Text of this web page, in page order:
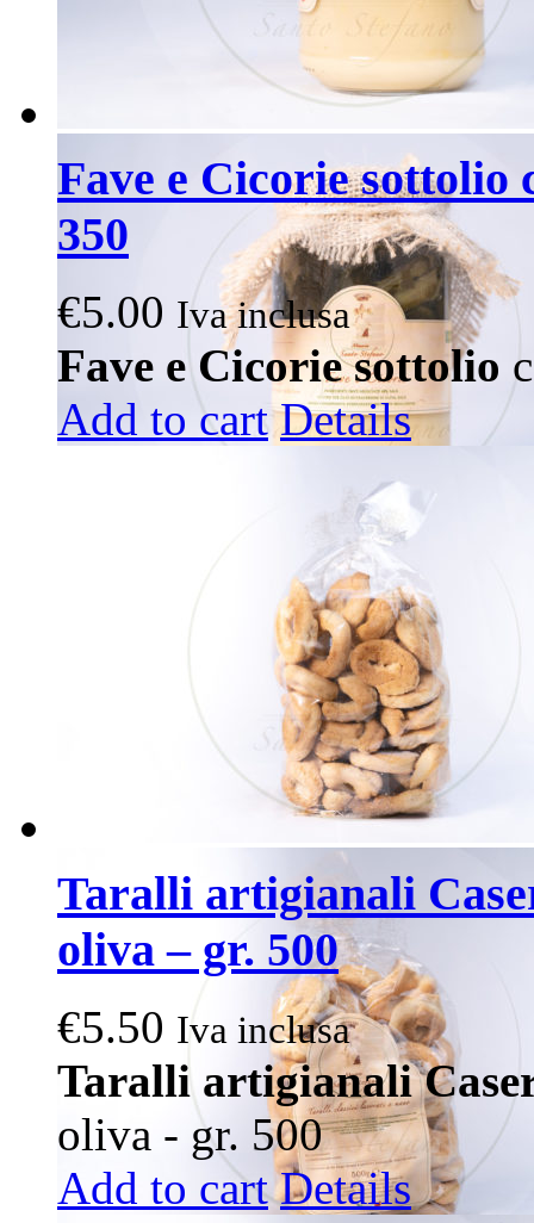
Fave e Cicorie sottolio
350
€5.00 Iva inclusa
Fave e Cicorie sottolio
Add to cart Details
Taralli artigianali
oliva – gr. 500
€5.50 Iva inclusa
Taralli artigianali
oliva - gr. 500
Add to cart Details